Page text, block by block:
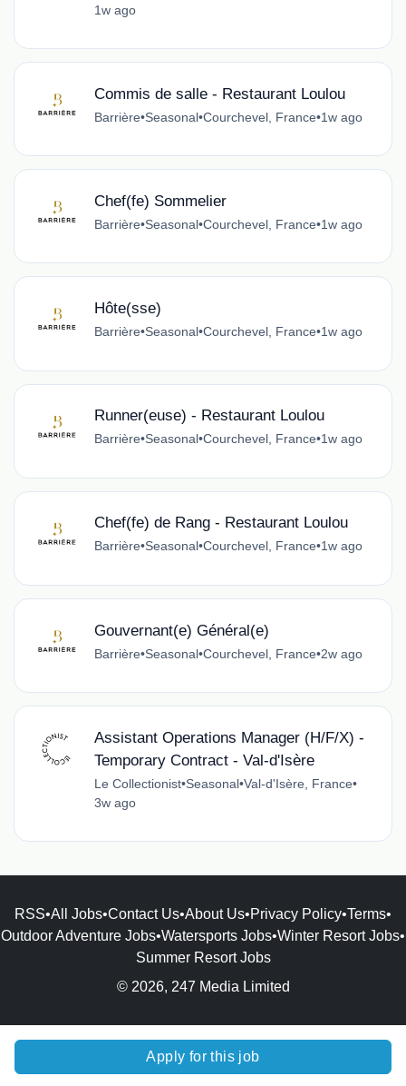
Apply for this job
1w ago
Commis de salle - Restaurant Loulou
Barrière•Seasonal•Courchevel, France•1w ago
Chef(fe) Sommelier
Barrière•Seasonal•Courchevel, France•1w ago
Hôte(sse)
Barrière•Seasonal•Courchevel, France•1w ago
Runner(euse) - Restaurant Loulou
Barrière•Seasonal•Courchevel, France•1w ago
Chef(fe) de Rang - Restaurant Loulou
Barrière•Seasonal•Courchevel, France•1w ago
Gouvernant(e) Général(e)
Barrière•Seasonal•Courchevel, France•2w ago
Assistant Operations Manager (H/F/X) -
Temporary Contract - Val-d'Isère
Le Collectionist•Seasonal•Val-d'Isère, France•
3w ago
RSS•All Jobs•Contact Us•About Us•Privacy Policy•Terms•
Outdoor Adventure Jobs•Watersports Jobs•Winter Resort Jobs•
Summer Resort Jobs
© 2026, 247 Media Limited